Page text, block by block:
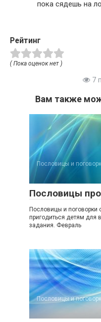
пока сядешь на
Рейтинг
( Пока оценок нет )
7
Вам также
Пословицы и
Пословицы
Пословицы и поговорки
пригодиться детям
задания. Февраль
Пословицы и